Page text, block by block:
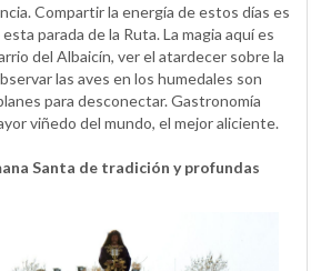
Compartir la energía de estos días es
parada de la Ruta. La magia aquí es
del Albaicín, ver el atardecer sobre la
las aves en los humedales son
para desconectar. Gastronomía
viñedo del mundo, el mejor aliciente.
Santa de tradición y profundas